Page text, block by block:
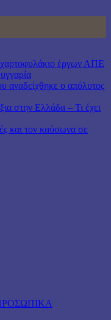
έργων ΑΠΕ
αναδείχθηκε ο απόλυτος
στην Ελλάδα – Τι έχει
και τον καύσωνα σε